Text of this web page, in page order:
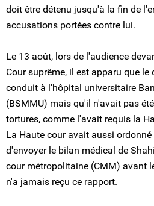
doit être détenu jusqu'à la fin de
accusations portées contre lui.
Le 13 août, lors de l'audience
Cour suprême, il est apparu que le
conduit à l'hôpital universitaire
(BSMMU) mais qu'il n'avait pas
tortures, comme l'avait requis la
La Haute cour avait aussi
d'envoyer le bilan médical de
cour métropolitaine (CMM) avant
n'a jamais reçu ce rapport.